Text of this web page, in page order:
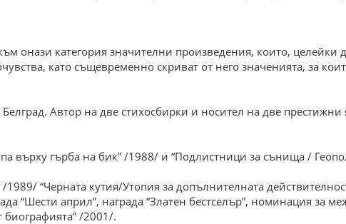
онази категория значителни произведения, които, целейки
като същевременно скриват от него значенията, за
Автор на две стихосбирки и носител на две
върху гърба на бик” /1988/ и “Подлистници за сънища /
1989/ “Черната кутия/Утопия за допълнителната
“Шести април”, награда “Златен бестселър”, номинация за
биографията” /2001/.